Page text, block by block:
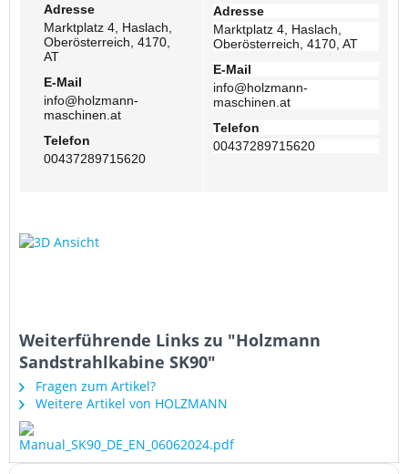
Adresse
Marktplatz 4, Haslach,
Oberösterreich, 4170,
AT
E-Mail
info@holzmann-
maschinen.at
Telefon
00437289715620
Adresse
Marktplatz 4, Haslach,
Oberösterreich, 4170, AT
E-Mail
info@holzmann-
maschinen.at
Telefon
00437289715620
Weiterführende Links zu "Holzmann
Sandstrahlkabine SK90"
Fragen zum Artikel?
Weitere Artikel von HOLZMANN